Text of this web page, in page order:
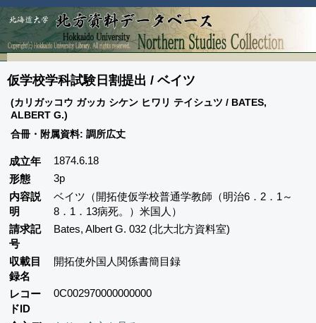
仮学校学科試験日割提出 / ベイツ
(カリガッコウ ガッカ シケン ヒワリ テイシュツ / BATES,
ALBERT G.)
合冊・附属資料: 調所広丈
成立年
1874.6.18
形態
3p
内容説
明
ベイツ（開拓使仮学校普通学教師（明治6．2．1～
8．1．13病死。）米国人）
請求記
号
Bates, Albert G. 032 (北大北方資料室)
収載目
録名
開拓使外国人関係書簡目録
レコー
ドID
0C002970000000000